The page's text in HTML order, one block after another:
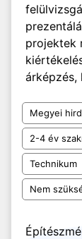
projektek
árképzés,
Megyei
2-4 év
Technikum
Nem